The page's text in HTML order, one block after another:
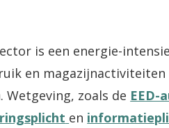
is een energie-
en magazijnactiviteiten
Wetgeving, zoals de EED-
en